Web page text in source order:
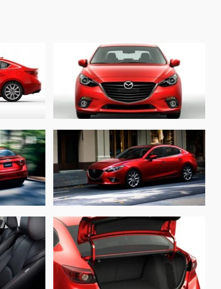
6.3/100км
л
мм
мм
мм
мм
мм
кг
л